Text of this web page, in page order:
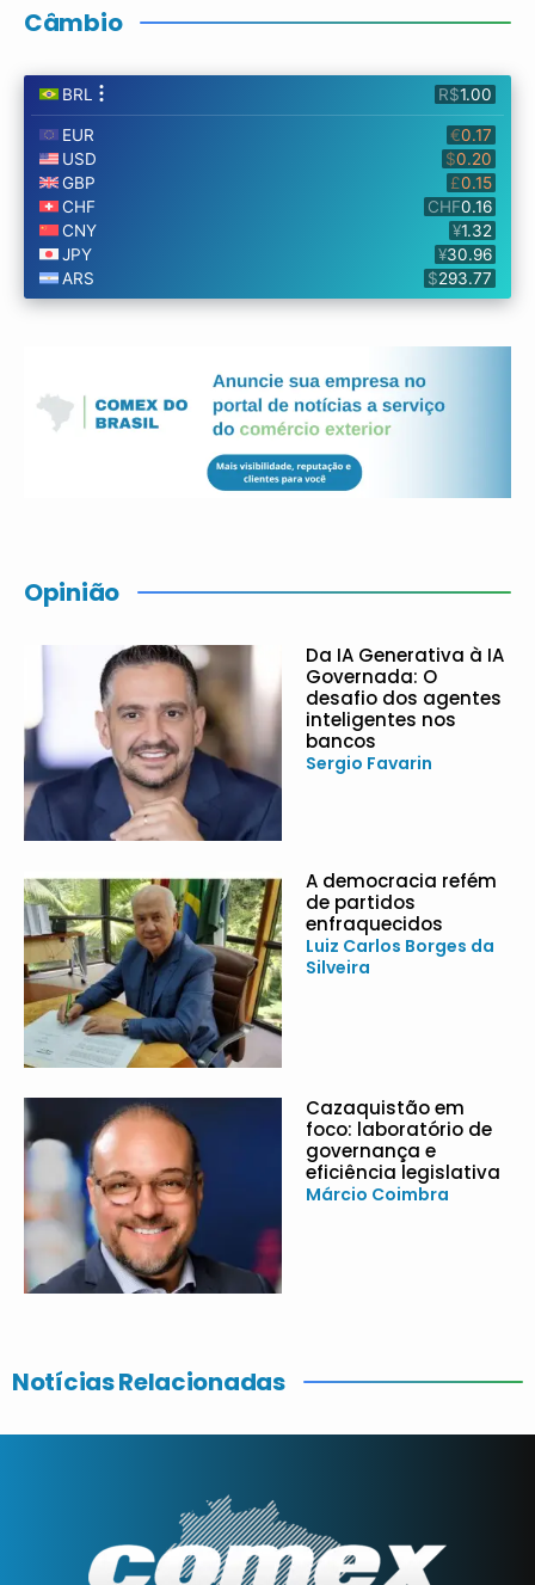
Câmbio
Opinião
Da IA Generativa à IA
Governada: O
desafio dos agentes
inteligentes nos
bancos
Sergio Favarin
A democracia refém
de partidos
enfraquecidos
Luiz Carlos Borges da
Silveira
Cazaquistão em
foco: laboratório de
governança e
eficiência legislativa
Márcio Coimbra
Notícias Relacionadas